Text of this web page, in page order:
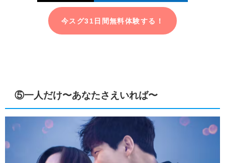
今スグ31日間無料体験する！
⑤一人だけ〜あなたさえいれば〜